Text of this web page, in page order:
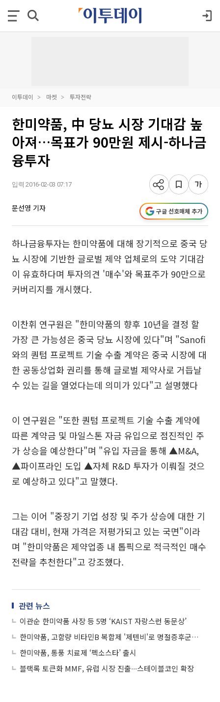
이투데이 마켓 투자전략
한미약품, 中 당뇨 시장 기대감 높
아져…목표가 90만원 제시-하나금
융투자
입력 2016-02-03 07:17
문선영 기자 구글 선호매체 추가
하나금융투자는 한미약품에 대해 장기적으로 중국 당
뇨 시장에 기반한 글로벌 제약 업체로의 도약 기대감
이 유효하다며 투자의견 '매수'와 목표주가 90만으로
커버리지를 개시했다.
이찬휘 연구원은 "한미약품의 향후 10년을 결정 할
가장 큰 가능성은 중국 당뇨 시장에 있다"며 "Sanofi
와의 퀀텀 프로젝트 기술 수출 계약은 중국 시장에 대
한 공동상업화 권리를 통해 글로벌 제약사로 거듭날
수 있는 길을 열었다는데 의미가 있다"고 설명했다
이 연구원은 "또한 퀀텀 프로젝트 기술 수출 계약에
따른 계약금 및 마일스톤 자금 유입으로 점진적인 주
가 상승을 예상한다"며 "유입 자금을 통해 ▲M&A,
▲파이프라인 도입 ▲자체 R&D 투자가 이뤄질 것으
로 예상하고 있다"고 말했다.
그는 이어 "중장기 기업 성장 및 주가 상승에 대한 기
대감 대비, 현재 가격은 저평가되고 있는 국면"이라
며 "한미약품은 제약업종 내 톱픽으로 적극적인 매수
전략을 추천한다"고 강조했다.
관련 뉴스
이관순 한미약품 사장 등 5명 ‘KAIST 자랑스런 동문상’
한미약품, 고함량 비타민B 복합제 '제텐비'로 명절증후군 싹~
한미약품, 통풍 치료제 ‘펙소스타’ 출시
블랙록 토큰화 MMF, 유럽 시장 진출∙∙∙스테이블코인 확장